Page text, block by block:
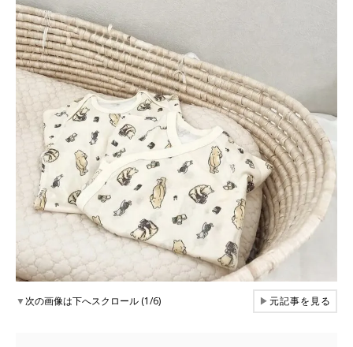
▼次の画像は下へスクロール (1/6) ▶元記事を見る